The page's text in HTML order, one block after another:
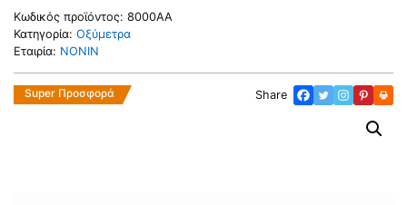
Κωδικός προϊόντος: 8000AA
Κατηγορία: Οξύμετρα
Εταιρία: NONIN
Share
Super Προσφορά